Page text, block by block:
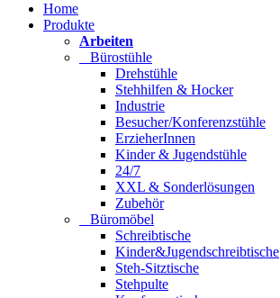
Home
Produkte
Arbeiten
Bürostühle
Drehstühle
Stehhilfen & Hocker
Industrie
Besucher/Konferenzstühle
ErzieherInnen
Kinder & Jugendstühle
24/7
XXL & Sonderlösungen
Zubehör
Büromöbel
Schreibtische
Kinder&Jugendschreibtische
Steh-Sitztische
Stehpulte